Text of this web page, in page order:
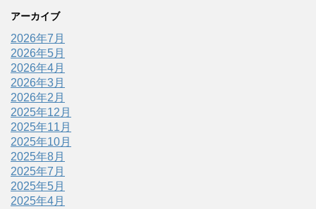
アーカイブ
2026年7月
2026年5月
2026年4月
2026年3月
2026年2月
2025年12月
2025年11月
2025年10月
2025年8月
2025年7月
2025年5月
2025年4月